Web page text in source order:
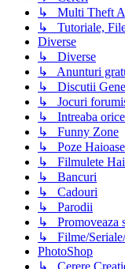
↳ Multi Theft
↳ Tutoriale,
Diverse
↳ Diverse
↳ Anunturi
↳ Discutii
↳ Jocuri
↳ Intreaba
↳ Funny Zone
↳ Poze Haioase
↳ Filmulete
↳ Bancuri
↳ Cadouri
↳ Parodii
↳ Promoveaza
↳ Filme/
PhotoShop